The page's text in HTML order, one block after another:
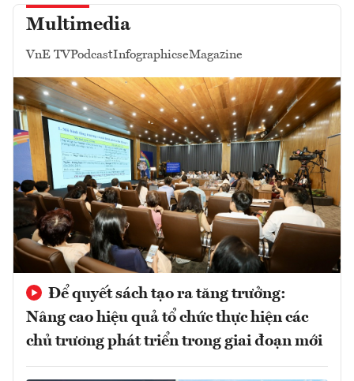
Multimedia
VnE TVPodcastInfographicseMagazine
Để quyết sách tạo ra tăng trưởng:
Nâng cao hiệu quả tổ chức thực hiện các
chủ trương phát triển trong giai đoạn mới